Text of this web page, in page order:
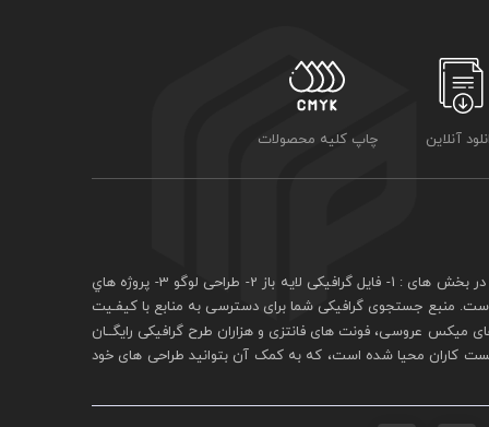
آنلاین چاپ کلیه محصولات
فايل گرافيکی لايه باز
2- طراحی لوگو 3- پروژه هاي
منبع جستجوی گرافيکی شما برای دسترسی به منابع با کيفـيت
ميکس عروسی، فونت های فانتزی و هزاران طرح گرافیکی رايگــان
کاران محيا شده است، که به کمک آن بتوانيد طراحی های خود